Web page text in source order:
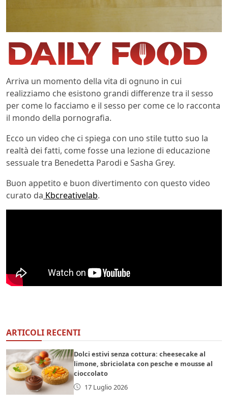
Arriva un momento della vita di ognuno in cui
realizziamo che esistono grandi differenze tra il sesso
per come lo facciamo e il sesso per come ce lo racconta
il mondo della pornografia.
Ecco un video che ci spiega con uno stile tutto suo la
realtà dei fatti, come fosse una lezione di educazione
sessuale tra Benedetta Parodi e Sasha Grey.
Buon appetito e buon divertimento con questo video
curato da Kbcreativelab.
ARTICOLI RECENTI
Dolci estivi senza cottura: cheesecake al
limone, sbriciolata con pesche e mousse al
cioccolato
17 Luglio 2026